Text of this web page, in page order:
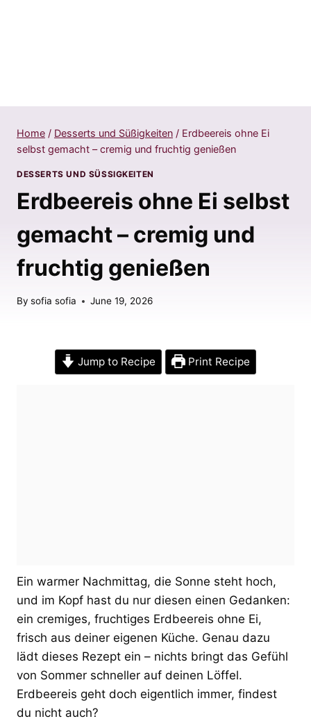
Home / Desserts und Süßigkeiten / Erdbeereis ohne Ei
selbst gemacht – cremig und fruchtig genießen
DESSERTS UND SÜSSIGKEITEN
Erdbeereis ohne Ei selbst
gemacht – cremig und
fruchtig genießen
By sofia sofia June 19, 2026
Jump to Recipe Print Recipe
Ein warmer Nachmittag, die Sonne steht hoch,
und im Kopf hast du nur diesen einen Gedanken:
ein cremiges, fruchtiges Erdbeereis ohne Ei,
frisch aus deiner eigenen Küche. Genau dazu
lädt dieses Rezept ein – nichts bringt das Gefühl
von Sommer schneller auf deinen Löffel.
Erdbeereis geht doch eigentlich immer, findest
du nicht auch?